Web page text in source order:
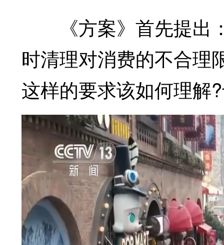
《方案》首先提出
时清理对消费的不合理
这样的要求该如何理解